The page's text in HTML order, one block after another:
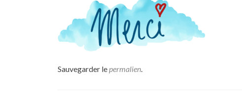
Sauvegarder lepermalien.